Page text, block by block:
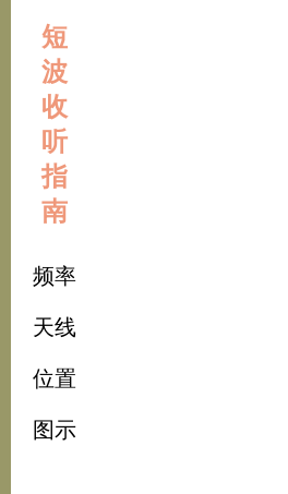
短
波
收
听
指
南
频率
天线
位置
图示